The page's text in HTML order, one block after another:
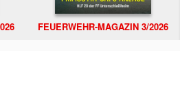
FEUERWEHR-MAGAZIN 3/2026